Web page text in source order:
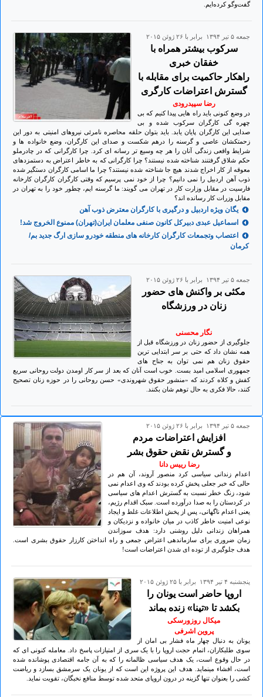
گفت‌وگو کرده‌ایم.
جمعه ۵ تير ۱۳۹۴ برابر با ۲۶ ژوئن ۲۰۱۵
سرکوب بیشتر همراه با
خفقان خبری
راهکار حاکمیت برای مقابله با
گسترش اعتراضات کارگری
رضا سپیدرودی
در وضع کنونی باید راه هایی پیدا کنیم که بی
چهره گی کارگران سرکوب شده و بی
صدایی این کارگران پایان یابد. باید بتوان حلقه محاصره نامرئی نیروهای امنیتی به دور این
زحمتکشان عاصی و گرسنه را درهم شکست و صدای این کارگران، وضع خانواده ها و
شرایط واقعی زندگی آنان را هر چه وسیع تر رسانه ای کرد. چرا کارگرانی که در چادرملو
حکم شلاق گرفتنند شناخته شده نیستند؟ چرا کارگرانی که به خاطر اعتراض به دستمزدهای
معوقه از کار اخراج شدند هیچ جا شناخته شده نیستند؟ چرا ما اسامی کارگران دستگیر شده
ذوب آهن اردبیل را نمی دانیم؟ چرا از خود نمی پرسیم که وقتی کارگران کارگران کارخانه
فارسیت در مقابل وزارت کار در تهران می گویند: ما گرسنه ایم، چطور خود را به تهران در
مقابل وزرات کار رسانده اند؟
یگان ویژه اردبیل و درگیری با کارگران معترض ذوب آهن
اسماعیل عبدی دبیرکل کانون صنفی معلمان ایران(تهران) ممنوع الخروج شد!
اعتصاب وتجمعات کارگران کارخانه های منطقه خودرو سازی ارگ جدید بم/
کرمان
جمعه ۵ تير ۱۳۹۴ برابر با ۲۶ ژوئن ۲۰۱۵
مکثی بر واکنش های حضور
زنان در ورزشگاه
نگار محسنی
جلوگیری از حضور زنان در ورزشگاه قبل از
همه نشان داد که حتی بر سر ابتدایی ترین
حقوق زنان هم نمی توان به جناح های
جمهوری اسلامی امید بست. خوب است آنان که بعد از سر کار اومدن دولت روحانی سریع
کفش و کلاه کردند که «منشور حقوق شهروندی» حسن روحانی را در حوزه زنان تصحیح
کنند، حالا فکری به حال توهم شان بکنند.
جمعه ۵ تير ۱۳۹۴ برابر با ۲۶ ژوئن ۲۰۱۵
افزایش اعتراضات مردم
و گسترش نقض حقوق بشر
رضا رییس دانا
اعدام زندانی سیاسی کرد منصور آروند، آن هم در
حالی که خبر جعلی پخش کرده بودند که وی اعدام نمی
شود، زنگ خطر نسبت به گسترش اعدام های سیاسی
در کردستان را به صدا درآورده است. سبک اقدام رژیم،
یعنی اعدام ناگهانی، پس از پخش اطلاعات غلط و ایجاد
نوعی امنیت خاطر کاذب در میان خانواده و نزدیکان و
همراهان زندانی دلیل روشنی دارد: هدف سوزاندن
زمان ضروری برای سازماندهی اعتراض جمعی و راه انداختن کارزار حقوق بشری است.
هدف جلوگیری از توده ای شدن اعتراضات است!
پنجشنبه ۴ تير ۱۳۹۴ برابر با ۲۵ ژوئن ۲۰۱۵
اروپا حاضر است یونان را
بکشد تا «تینا» زنده بماند
میکال روزورسکی
پروین اشرفی
یونان به دنبال چهار ماه فشار بی امان از
سوی طلبکاران، اتمام حجت اروپا را با یک سری از امتیازات پاسخ داد. معامله کنونی ای که
در حال وقوع است، یک هدف سیاسی ظالمانه را که به آن جامه اقتصادی پوشانده شده
است، افشاء مینماید. هدف این پروژه این است که از یونان یک سرمشق بسازد و ریاضت
کشی را بعنوان تنها گزینه در درون اروپای متحد شده توسط منافع نخبگان، تقویت نماید.